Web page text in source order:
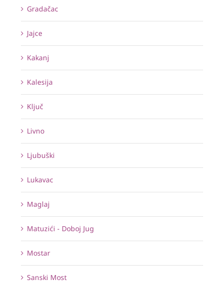
Gradačac
Jajce
Kakanj
Kalesija
Ključ
Livno
Ljubuški
Lukavac
Maglaj
Matuzići - Doboj Jug
Mostar
Sanski Most